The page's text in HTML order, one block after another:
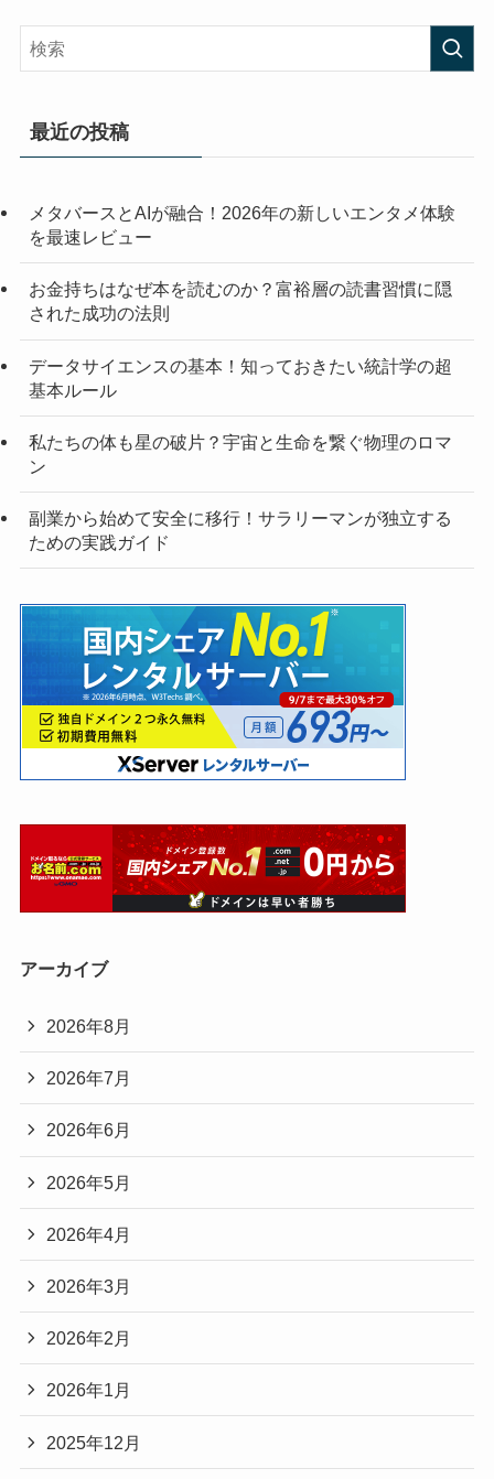
最近の投稿
メタバースとAIが融合！2026年の新しいエンタメ体験
を最速レビュー
お金持ちはなぜ本を読むのか？富裕層の読書習慣に隠
された成功の法則
データサイエンスの基本！知っておきたい統計学の超
基本ルール
私たちの体も星の破片？宇宙と生命を繋ぐ物理のロマ
ン
副業から始めて安全に移行！サラリーマンが独立する
ための実践ガイド
アーカイブ
2026年8月
2026年7月
2026年6月
2026年5月
2026年4月
2026年3月
2026年2月
2026年1月
2025年12月